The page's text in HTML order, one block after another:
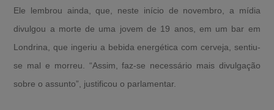
Ele lembrou ainda, que, neste início de novembro, a mídia
divulgou a morte de uma jovem de 19 anos, em um bar em
Londrina, que ingeriu a bebida energética com cerveja, sentiu-
se mal e morreu. “Assim, faz-se necessário mais divulgação
sobre o assunto”, justificou o parlamentar.